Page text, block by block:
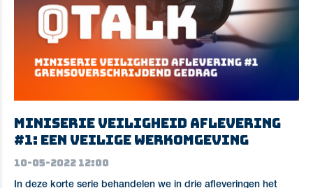
Miniserie Veiligheid aflevering
#1: een veilige werkomgeving
10-05-2022 12:00
In deze korte serie behandelen we in drie afleveringen het